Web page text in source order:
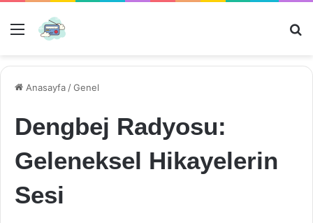
Menü
Anasayfa /Genel
Dengbej Radyosu:
Geleneksel Hikayelerin
Sesi